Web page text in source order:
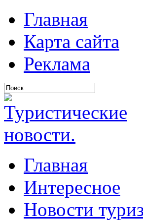
Главная
Карта сайта
Реклама
Главная
Интересное
Новости